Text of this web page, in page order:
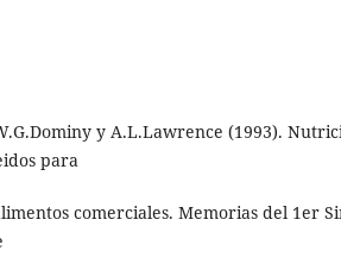
y A.L.Lawrence (1993).
para
comerciales. Memorias del 1er